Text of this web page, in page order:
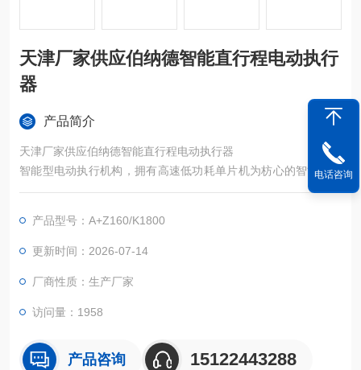
天津厂家供应伯纳德智能直行程电动执行
器
产品简介
天津厂家供应伯纳德智能直行程电动执行器
智能型电动执行机构，拥有高速低功耗单片机为枋心的智能信号
采集控制单元，对各种阀门或装置进行精确定位操作。
产品型号：A+Z160/K1800
更新时间：2026-07-14
厂商性质：生产厂家
访问量：1958
产品咨询 15122443288
电话咨询